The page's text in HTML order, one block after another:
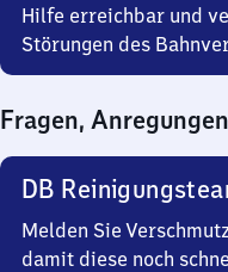
Hilfe erreichbar und
Störungen des
Fragen,
DB
Melden Sie
damit diese noch